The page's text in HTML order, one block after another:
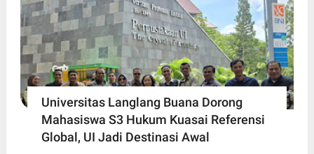
Universitas Langlang Buana Dorong
Mahasiswa S3 Hukum Kuasai Referensi
Global, UI Jadi Destinasi Awal